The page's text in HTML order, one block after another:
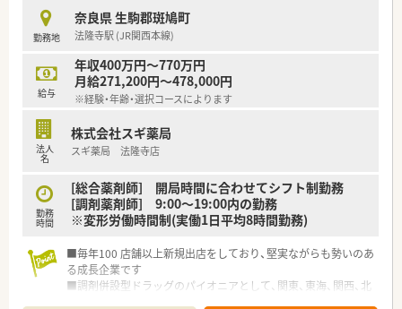
きるようエリア毎に運営会社を分けています。
■近畿圏内だけでも50店舗以上出店しております。
■病院門前2割、クリニック門前/モールが8割のため幅広く勉強
をしたい方にも、地域の方やドクターとしっかりコミュニケーシ
ョンを取りたい方にもおすすめです。
■特徴は、“全国展開”でありながら“地域密着”の取り組みを大切
にしている薬局様です。
局」を追求されています。
■入社を決めた理由 第1位は「薬局の雰囲気」！！新入社員アン
店舗数が多いのに、薬剤師の平均年齢が36歳と経験豊富なベテ
ラン社員が多い調剤薬局様です。
■基本店舗異動は双方合意の上で行います。会社都合の転勤は
■一般勤務薬剤師⇒管理薬剤師⇒エリアマネージャー⇒本部付
け薬剤師としっかりしたキャリアパスが可能！
■本部付け薬剤師として調剤業務以外の事に携わる事も可能で
勤務地
奈良県 生駒郡斑鳩町
法隆寺駅 (JR関西本線)
給与
年収400万円～770万円
月給271,200円～478,000円
※経験・年齢・選択コースによります
法人
名
株式会社スギ薬局
スギ薬局 法隆寺店
勤務
時間
[総合薬剤師] 開局時間に合わせてシフト制勤務
[調剤薬剤師] 9:00～19:00内の勤務
※変形労働時間制(実働1日平均8時間勤務)
■毎年100 店舗以上新規出店をしており、堅実ながらも勢いのあ
る成長企業です
■調剤併設型ドラッグのパイオニアとして、関東、東海、関西、北